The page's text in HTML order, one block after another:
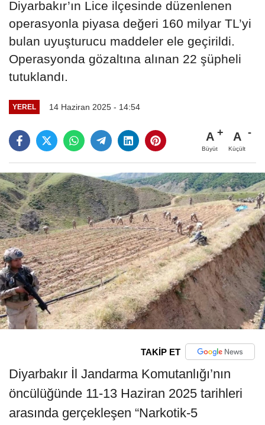
Diyarbakır’ın Lice ilçesinde düzenlenen
operasyonla piyasa değeri 160 milyar TL’yi
bulan uyuşturucu maddeler ele geçirildi.
Operasyonda gözaltına alınan 22 şüpheli
tutuklandı.
YEREL 14 Haziran 2025 - 14:54
A
Büyüt
A
Küçült
TAKİP ET
Diyarbakır İl Jandarma Komutanlığı’nın
öncülüğünde 11-13 Haziran 2025 tarihleri
arasında gerçekleşen “Narkotik-5